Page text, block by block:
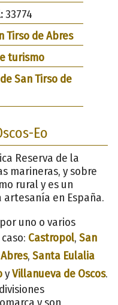
33774
Tirso de Abres
turismo
San Tirso de
Eo
Reserva de la
marineras, y sobre
rural y es un
en España.
uno o varios
Castropol, San
, Santa Eulalia
yVillanueva de Oscos.
y son